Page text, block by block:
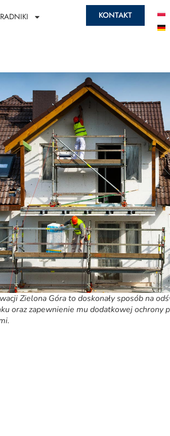
KONTAKT
Zielona Góra to doskonały sposób na
oraz zapewnienie mu dodatkowej ochrony